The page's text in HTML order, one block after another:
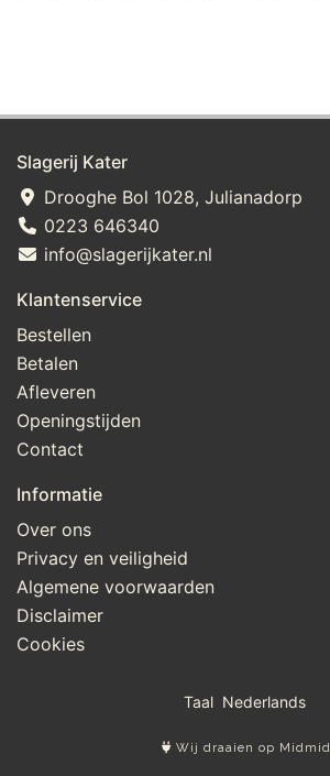
Slagerij Kater
Drooghe Bol 1028, Julianadorp
0223 646340
info@slagerijkater.nl
Klantenservice
Bestellen
Betalen
Afleveren
Openingstijden
Contact
Informatie
Over ons
Privacy en veiligheid
Algemene voorwaarden
Disclaimer
Cookies
Taal
Wij draaien op Midmid